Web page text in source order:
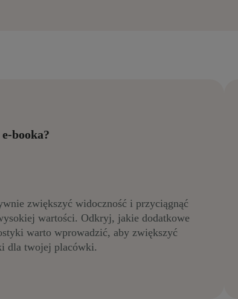
booka?
zwiększyć widoczność i przyciągnąć
wartości. Odkryj, jakie dodatkowe
warto wprowadzić, aby zwiększyć
dla twojej placówki.